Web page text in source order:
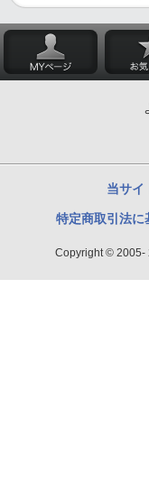
当サイ
特定商取引法に
Copyright © 2005-